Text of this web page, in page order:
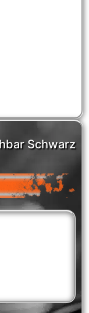
Schwarz